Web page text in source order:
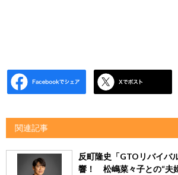
関連記事
反町隆史「GTOリバイバ
響！ 松嶋菜々子との“夫